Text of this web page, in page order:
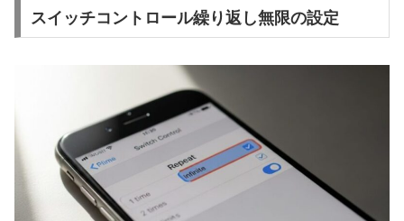
スイッチコントロール繰り返し無限の設定